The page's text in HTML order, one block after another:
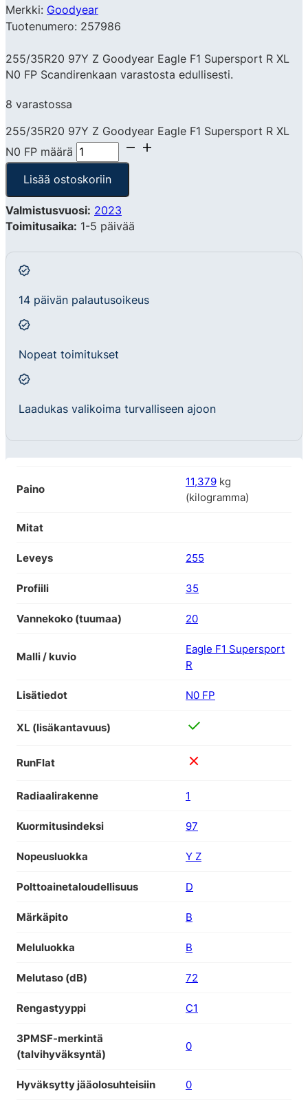
Merkki: Goodyear
Tuotenumero: 257986
255/35R20 97Y Z Goodyear Eagle F1 Supersport R XL
N0 FP Scandirenkaan varastosta edullisesti.
8 varastossa
255/35R20 97Y Z Goodyear Eagle F1 Supersport R XL
N0 FP määrä
Lisää ostoskoriin
Valmistusvuosi: 2023
Toimitusaika: 1-5 päivää
14 päivän palautusoikeus
Nopeat toimitukset
Laadukas valikoima turvalliseen ajoon
Paino
11,379 kg
(kilogramma)
Mitat
Leveys 255
Profiili 35
Vannekoko (tuumaa) 20
Malli / kuvio
Eagle F1 Supersport
R
Lisätiedot N0 FP
XL (lisäkantavuus)
RunFlat
Radiaalirakenne 1
Kuormitusindeksi 97
Nopeusluokka Y Z
Polttoainetaloudellisuus D
Märkäpito B
Meluluokka B
Melutaso (dB) 72
Rengastyyppi C1
3PMSF-merkintä
(talvihyväksyntä)
0
Hyväksytty jääolosuhteisiin 0